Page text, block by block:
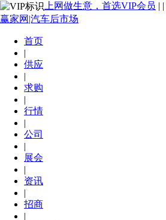
上网做生意，首选VIP会员 | |
赢家网|汽车后市场
首页
|
供应
|
求购
|
行情
|
公司
|
展会
|
资讯
|
招商
|